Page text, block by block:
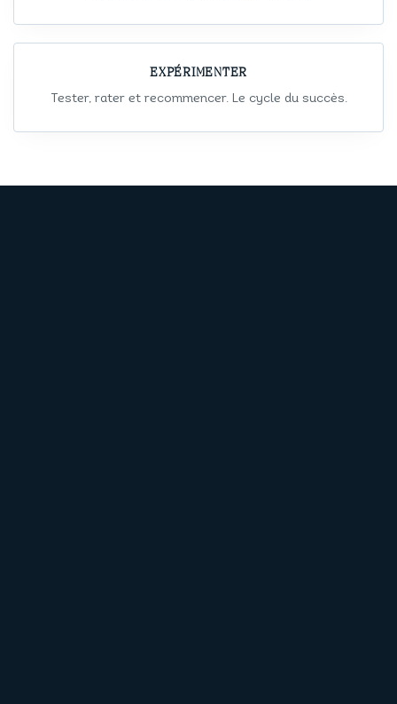
EXPÉRIMENTER
Tester, rater et recommencer. Le cycle du succès.